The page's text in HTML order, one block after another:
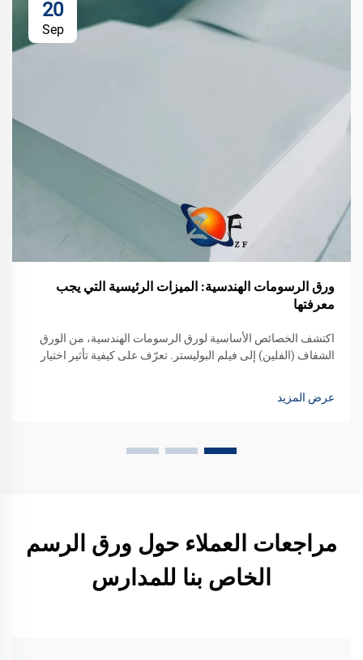
20
Sep
ورق الرسومات الهندسية: الميزات الرئيسية التي يجب
معرفتها
اكتشف الخصائص الأساسية لورق الرسومات الهندسية، من الورق
الشفاف (الفلين) إلى فيلم البوليستر. تعرّف على كيفية تأثير اختيار
عرض المزيد
مراجعات العملاء حول ورق الرسم
الخاص بنا للمدارس